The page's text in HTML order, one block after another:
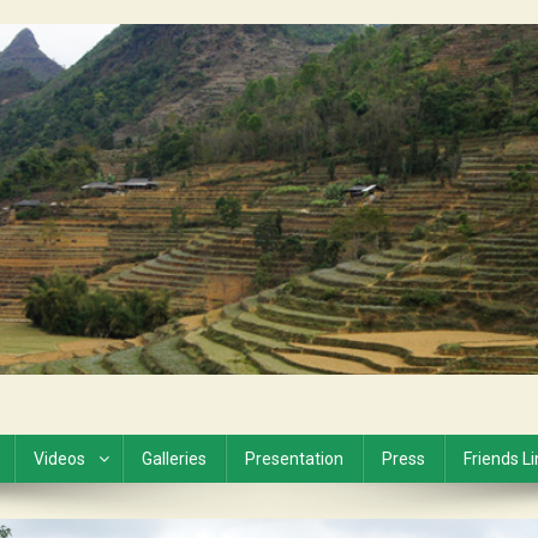
Videos Galleries Presentation Press Friends